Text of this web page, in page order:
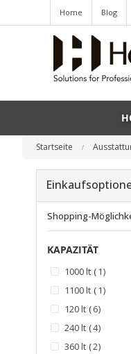
Home Blog
Startseite
Shopping-
KAPAZITÄT
1000 lt 1Artikel
1100 lt
1Artikel
120 lt
6Artikel
240 lt 4Artikel
360 lt 2Artikel